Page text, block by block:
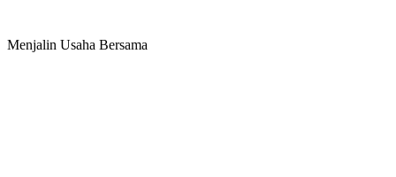
Menjalin Usaha Bersama